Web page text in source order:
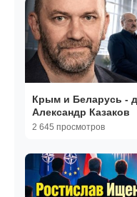
Крым и Беларусь -
Александр Казаков
2 645 просмотров